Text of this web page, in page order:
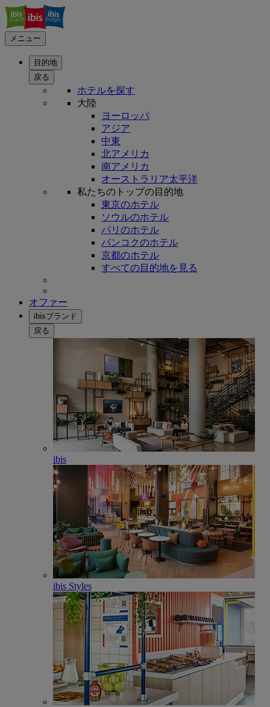
メニュー
目的地
戻る
ホテルを探す
大陸
ヨーロッパ
アジア
中東
北アメリカ
南アメリカ
オーストラリア太平洋
私たちのトップの目的地
東京のホテル
ソウルのホテル
パリのホテル
バンコクのホテル
京都のホテル
すべての目的地を見る
オファー
ibisブランド
戻る
ibis
ibis Styles